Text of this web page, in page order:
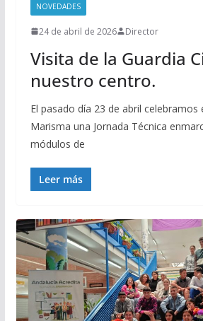
NOVEDADES
24 de abril de 2026 Director
Visita de la Guardia
nuestro centro.
El pasado día 23 de abril celebramos
Marisma una Jornada Técnica
módulos de
Leer más